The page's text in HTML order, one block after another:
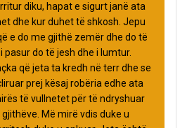
diku, hapat e sigurt janë ata
dhe kur duhet të shkosh. Jepu
e do me gjithë zemër dhe do të
pasur do të jesh dhe i lumtur.
që jeta ta kredh në terr dhe se
prej kësaj robëria edhe ata
të vullnetet për të ndryshuar
Më mirë vdis duke u